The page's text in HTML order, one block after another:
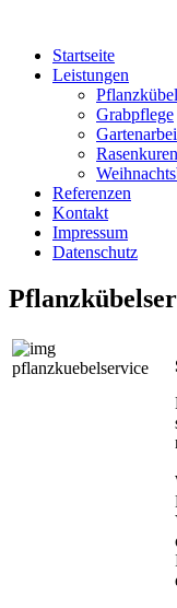
Startseite
Leistungen
Grabpflege
Rasenkuren
Referenzen
Kontakt
Impressum
Datenschutz